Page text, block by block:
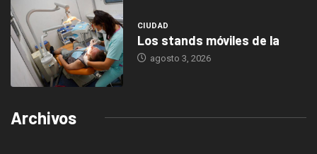
CIUDAD
Los stands móviles de la
agosto 3, 2026
Archivos